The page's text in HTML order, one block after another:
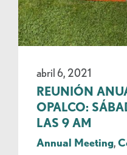
abril 6, 2021
REUNIÓN
OPALCO:
LAS 9 AM
Annual Meeting